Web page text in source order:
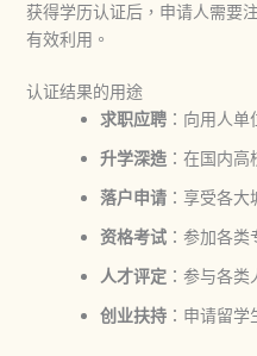
获得学历认证后，申请人需要
有效利用。
认证结果的用途
求职应聘：向用人单
升学深造：在国内高
落户申请：享受各大
资格考试：参加各类
人才评定：参与各类
创业扶持：申请留学